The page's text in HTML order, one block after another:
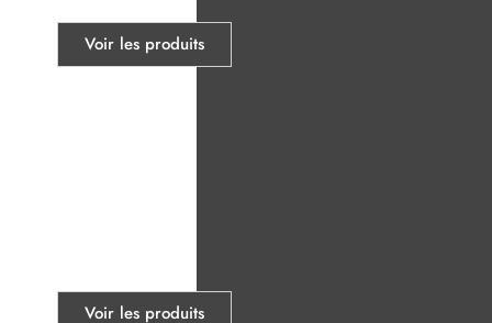
Voir les produits
Voir les produits